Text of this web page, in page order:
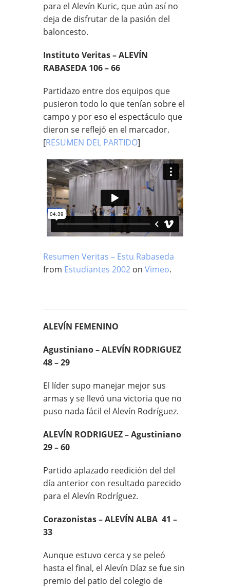
para el Alevín Kuric, que aún así no
deja de disfrutar de la pasión del
baloncesto.
Instituto Veritas – ALEVÍN
RABASEDA 106 – 66
Partidazo entre dos equipos que
pusieron todo lo que tenían sobre el
campo y por eso el espectáculo que
dieron se reflejó en el marcador.
[RESUMEN DEL PARTIDO]
Resumen Veritas – Estu Rabaseda
from Estudiantes 2002 on Vimeo.
ALEVÍN FEMENINO
Agustiniano – ALEVÍN RODRIGUEZ
48 – 29
El líder supo manejar mejor sus
armas y se llevó una victoria que no
puso nada fácil el Alevín Rodríguez.
ALEVÍN RODRIGUEZ – Agustiniano
29 – 60
Partido aplazado reedición del del
día anterior con resultado parecido
para el Alevín Rodríguez.
Corazonistas – ALEVÍN ALBA 41 –
33
Aunque estuvo cerca y se peleó
hasta el final, el Alevín Díaz se fue sin
premio del patio del colegio de